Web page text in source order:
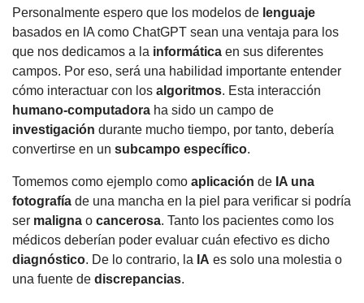
Personalmente espero que los modelos de lenguaje
basados en IA como ChatGPT sean una ventaja para los
que nos dedicamos a la informática en sus diferentes
campos. Por eso, será una habilidad importante entender
cómo interactuar con los algoritmos. Esta interacción
humano-computadora ha sido un campo de
investigación durante mucho tiempo, por tanto, debería
convertirse en un subcampo específico.
Tomemos como ejemplo como aplicación de IA una
fotografía de una mancha en la piel para verificar si podría
ser maligna o cancerosa. Tanto los pacientes como los
médicos deberían poder evaluar cuán efectivo es dicho
diagnóstico. De lo contrario, la IA es solo una molestia o
una fuente de discrepancias.